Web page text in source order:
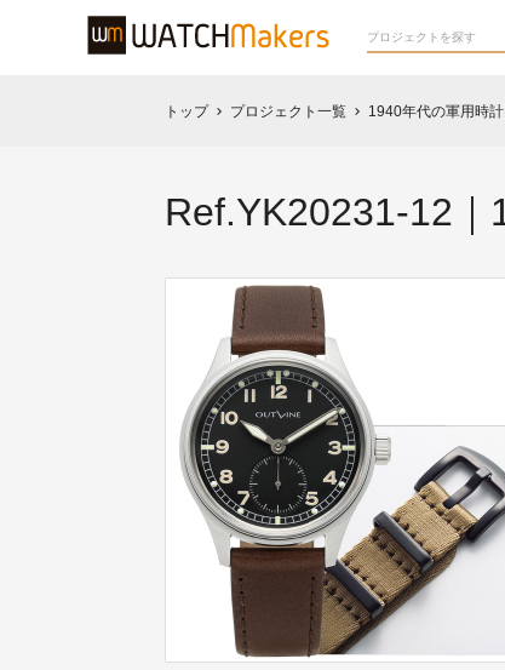
トップ chevron_right プロジェクト一覧 chevron_right 1940年代の軍用時
Ref.YK20231-12｜